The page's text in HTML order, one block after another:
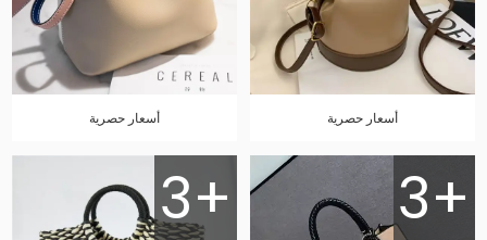
أسعار حصرية أسعار حصرية
3+
3+